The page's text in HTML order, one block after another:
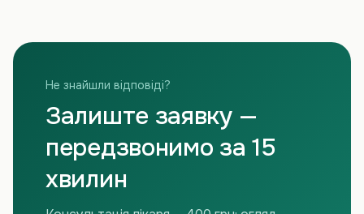
Не знайшли відповіді?
Залиште заявку —
передзвонимо за 15
хвилин